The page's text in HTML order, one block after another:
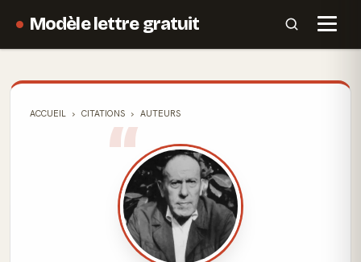
Modèle lettre gratuit
ACCUEIL CITATIONS AUTEURS